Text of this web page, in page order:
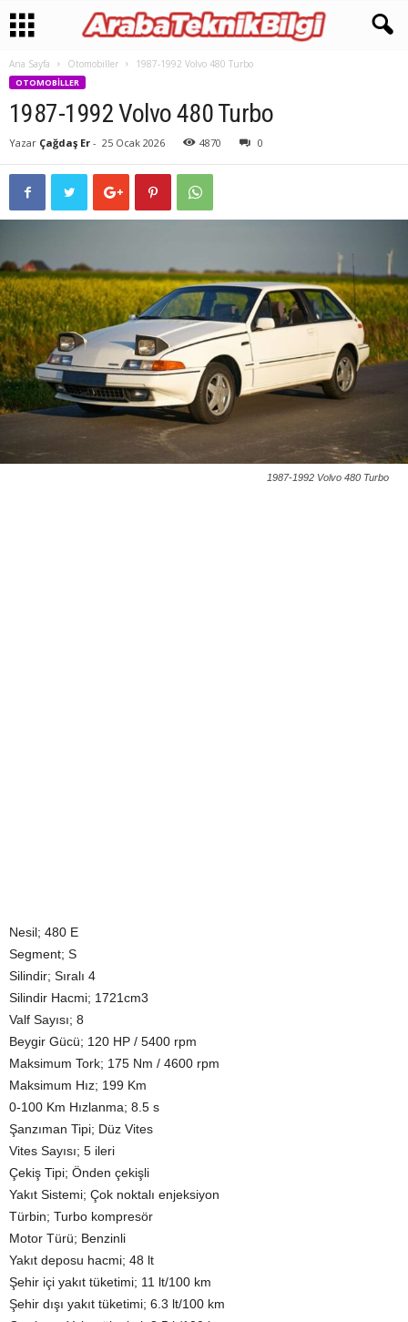
Ana Sayfa Otomobiller 1987-1992 Volvo 480 Turbo
OTOMOBILLER
1987-1992 Volvo 480 Turbo
Yazar Çağdaş Er - 25 Ocak 2026 4870 0
1987-1992 Volvo 480 Turbo
Nesil; 480 E
Segment; S
Silindir; Sıralı 4
Silindir Hacmi; 1721cm3
Valf Sayısı; 8
Beygir Gücü; 120 HP / 5400 rpm
Maksimum Tork; 175 Nm / 4600 rpm
Maksimum Hız; 199 Km
0-100 Km Hızlanma; 8.5 s
Şanzıman Tipi; Düz Vites
Vites Sayısı; 5 ileri
Çekiş Tipi; Önden çekişli
Yakıt Sistemi; Çok noktalı enjeksiyon
Türbin; Turbo kompresör
Motor Türü; Benzinli
Yakıt deposu hacmi; 48 lt
Şehir içi yakıt tüketimi; 11 lt/100 km
Şehir dışı yakıt tüketimi; 6.3 lt/100 km